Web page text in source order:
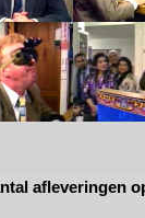
afleveringen